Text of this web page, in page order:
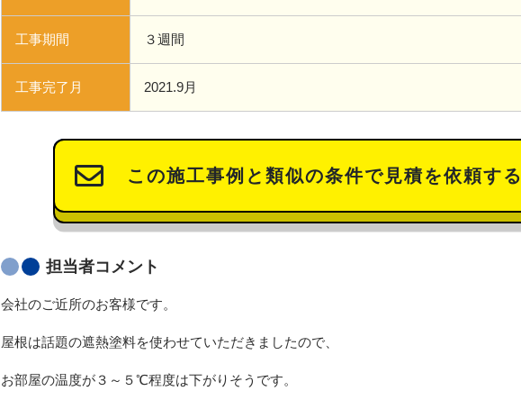
工事期間 ３週間
工事完了月 2021.9月
この施工事例と類似の条件で見積を依頼する
担当者コメント
会社のご近所のお客様です。
屋根は話題の遮熱塗料を使わせていただきましたので、
お部屋の温度が３～５℃程度は下がりそうです。